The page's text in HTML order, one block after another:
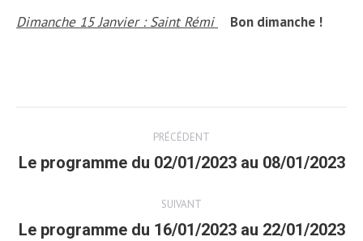
Dimanche 15 Janvier : Saint Rémi
Bon dimanche !
navigation
PRÉCÉDENT
Article
Le programme du 02/01/2023 au 08/01/2023
SUIVANT
Article
Le programme du 16/01/2023 au 22/01/2023